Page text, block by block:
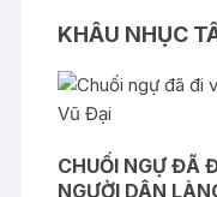
KHÂU NHỤC
CHUỐI NGỰ ĐÃ
NGƯỜI DÂN